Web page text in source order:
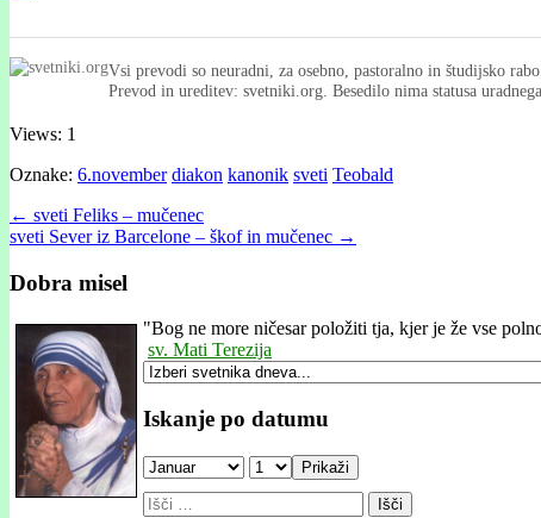
Vsi prevodi so neuradni, za osebno, pastoralno in študijsko rabo.
Prevod in ureditev: svetniki.org. Besedilo nima statusa
Views: 1
Oznake: 6.november diakon kanonik sveti Teobald
Post
navigation
← sveti Feliks – mučenec
sveti Sever iz Barcelone – škof in mučenec →
Dobra misel
"Bog ne more ničesar položiti tja, kjer je že vse
sv. Mati Terezija
Iskanje po datumu
Prikaži
Išči: